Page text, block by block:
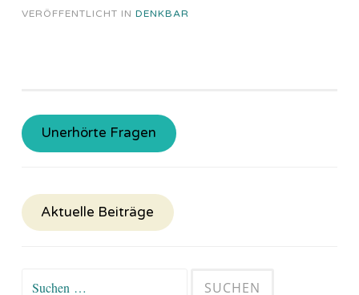
VERÖFFENTLICHT IN DENKBAR
Unerhörte Fragen
Aktuelle Beiträge
Suchen